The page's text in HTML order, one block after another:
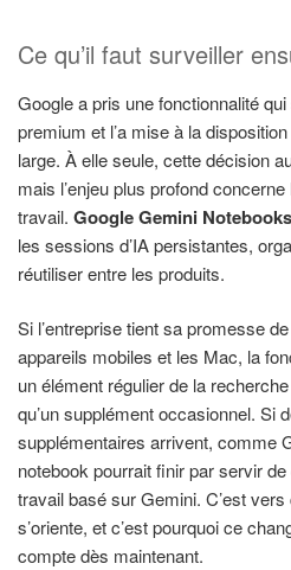
Ce qu’il faut surveiller
Google a pris une fonctionnalité
premium et l’a mise à la
large. À elle seule, cette décision
mais l’enjeu plus profond
travail. Google Gemini Notebooks
les sessions d’IA persistantes,
réutiliser entre les produits.
Si l’entreprise tient sa promesse
appareils mobiles et les Mac, la
un élément régulier de la
qu’un supplément occasionnel. Si
supplémentaires arrivent, comme
notebook pourrait finir par servir
travail basé sur Gemini. C’est
s’oriente, et c’est pourquoi ce
compte dès maintenant.